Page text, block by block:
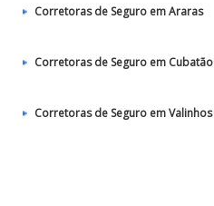
Corretoras de Seguro em Araras
Corretoras de Seguro em Cubatão
Corretoras de Seguro em Valinhos